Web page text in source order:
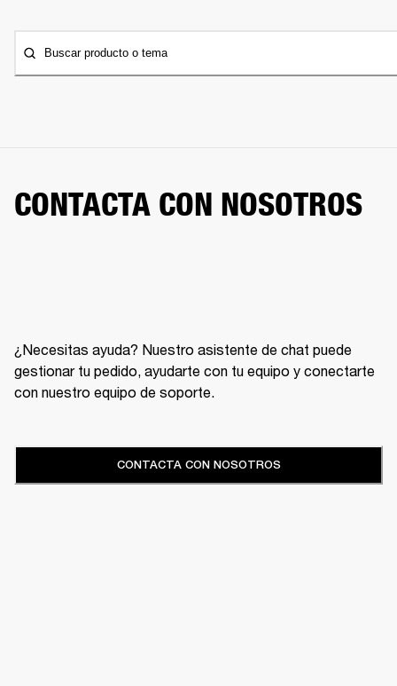
Buscar producto o tema
CONTACTA CON NOSOTROS
¿Necesitas ayuda? Nuestro asistente de chat puede
gestionar tu pedido, ayudarte con tu equipo y conectarte
con nuestro equipo de soporte.
CONTACTA CON NOSOTROS